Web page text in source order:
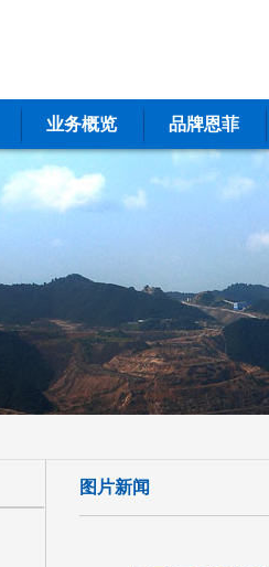
业务概览 品牌恩菲
图片新闻